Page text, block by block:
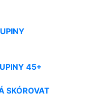
45+
SKÓROVAT